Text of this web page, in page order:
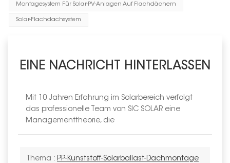
Montagesystem Für Solar-PV-Anlagen Auf Flachdächern
Solar-Flachdachsystem
EINE NACHRICHT HINTERLASSEN
Mit 10 Jahren Erfahrung im Solarbereich verfolgt
das professionelle Team von SIC SOLAR eine
Managementtheorie, die
Thema : PP-Kunststoff-Solarballast-Dachmontage